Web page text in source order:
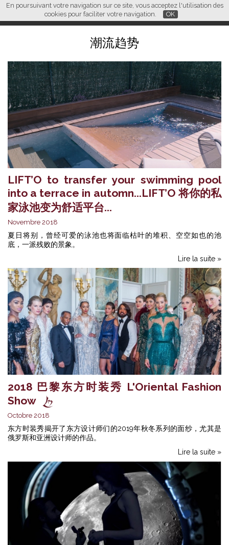
En poursuivant votre navigation sur ce site, vous acceptez l'utilisation des
cookies pour faciliter votre navigation.
OK
FR EN CN
L M
潮流趋势
LIFT’O to transfer your swimming pool
into a terrace in automn...LIFT’O 将你的私
家泳池变为舒适平台...
Novembre 2018
夏日将别，曾经可爱的泳池也将面临枯叶的堆积、空空如也的池
底，一派残败的景象。
Lire la suite »
2018 巴黎东方时装秀 L'Oriental Fashion
Show
Octobre 2018
东方时装秀揭开了东方设计师们的2019年秋冬系列的面纱，尤其是
俄罗斯和亚洲设计师的作品。
Lire la suite »